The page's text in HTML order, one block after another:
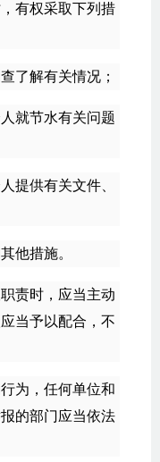
有权采取下列措
解有关情况；
就节水有关问题
供有关文件、
他措施。
责时，应当主动
当予以配合，不
，任何单位和
的部门应当依法